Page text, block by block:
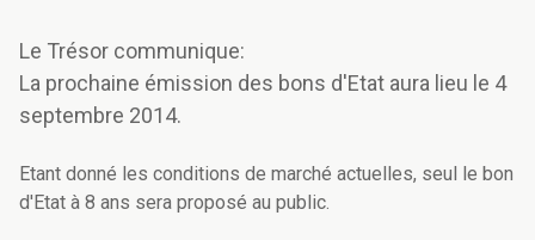
Le Trésor communique:
La prochaine émission des bons d'Etat aura lieu le 4
septembre 2014.
Etant donné les conditions de marché actuelles, seul le bon
d'Etat à 8 ans sera proposé au public.